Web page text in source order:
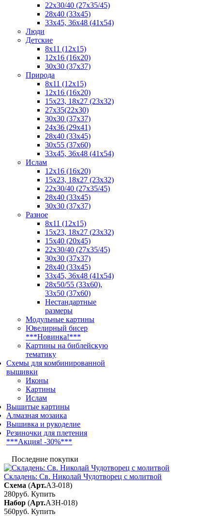
22x30/40 (27x35/45)
28х40 (33х45)
33х45, 36х48 (41х54)
Люди
Детские
8x11 (12x15)
12x16 (16x20)
30х30 (37х37)
Природа
8x11 (12x15)
12x16 (16х20)
15x23, 18х27 (23х32)
27х35(22x30)
30х30 (37х37)
24х36 (29х41)
28x40 (33x45)
30x55 (37x60)
33х45, 36x48 (41x54)
Ислам
12х16 (16х20)
15x23, 18х27 (23х32)
22х30/40 (27х35/45)
28х40 (33х45)
30x30 (37x37)
Разное
8x11 (12x15)
15x23, 18х27 (23х32)
15x40 (20x45)
22х30/40 (27х35/45)
30x30 (37x37)
28x40 (33x45)
33х45, 36х48 (41х54)
28х50/55 (33х60),
33x50 (37x60)
Нестандартные
размеры
Модульные картины
Ювелирный бисер
***Новинка!***
Картины на библейскую
тематику
Схемы для комбинированной
вышивки
Иконы
Картины
Ислам
Вышитые картины
Алмазная мозаика
Вышивка и рукоделие
Резиночки для плетения
***Акция! -30%***
Последние покупки
Складень: Св. Николай Чудотворец с молитвой
Схема (Арт.АЗ-018)
280руб. Купить
Набор (Арт.АЗН-018)
560руб. Купить